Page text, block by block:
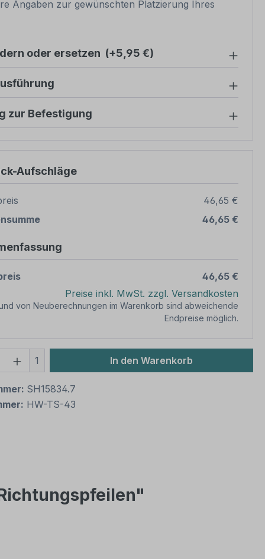
Angaben zur gewünschten Platzierung Ihres
oder ersetzen (+5,95 €)
zur Befestigung
Aufschläge
46,65 €
46,65 €
46,65 €
Preise inkl. MwSt. zzgl. Versandkosten
von Neuberechnungen im Warenkorb sind abweichende
Endpreise möglich.
Anzahl: Gib den gewünschten Wert
1 In den Warenkorb
SH15834.7
HW-TS-43